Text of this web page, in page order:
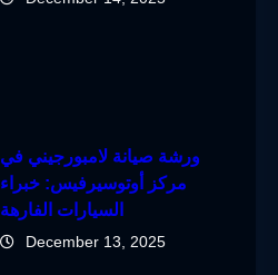
ورشة صيانة لامبورجيني في
مركز أوتوسيرفيس: خبراء
السيارات الفارهة
December 13, 2025